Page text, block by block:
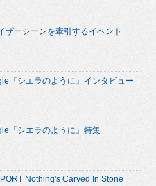
ザーシーンを牽引するイベント
『シエラのように』インタビュー
『シエラのように』特集
Nothing's Carved In Stone